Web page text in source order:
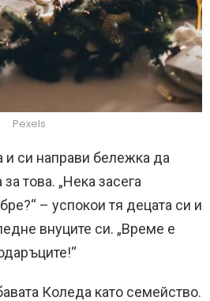
Pexels
и си направи бележка да
това. „Нека засега
– успокои тя децата си и
внуците си. „Време е
Коледа като семейство.